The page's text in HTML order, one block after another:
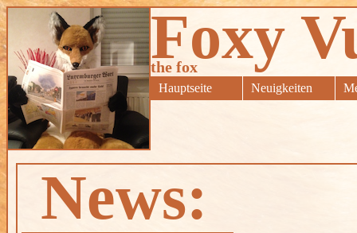
Foxy
the fox
Hauptseite Neuigkeiten
News: